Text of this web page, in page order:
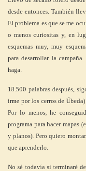
desde entonces. También
El problema es que se me
o menos curiositas y, en
esquemas muy, muy
para desarrollar la
haga.
18.500 palabras después,
irme por los cerros de
Por lo menos, he
programa para hacer mapas
y planos). Pero quiero
que aprenderlo.
No sé todavía si terminaré